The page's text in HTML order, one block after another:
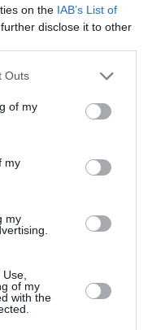
on the IAB’s List of
disclose it to other
Outs
of my
my
my
of my
with the